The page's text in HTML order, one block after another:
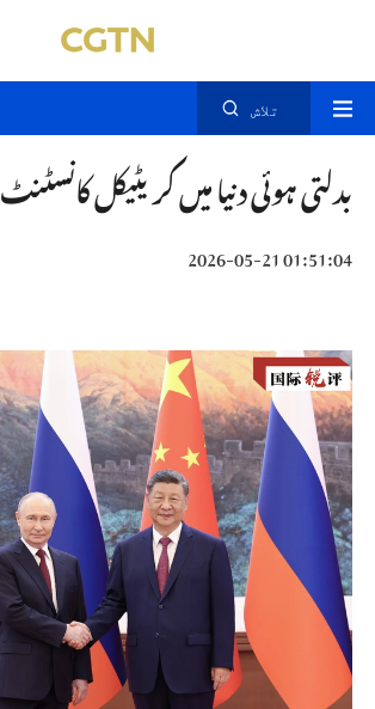
تلاش
بدلتی ہوئی دنیا میں کریٹیکل کانسٹنٹ
01:51:04 2026-05-21